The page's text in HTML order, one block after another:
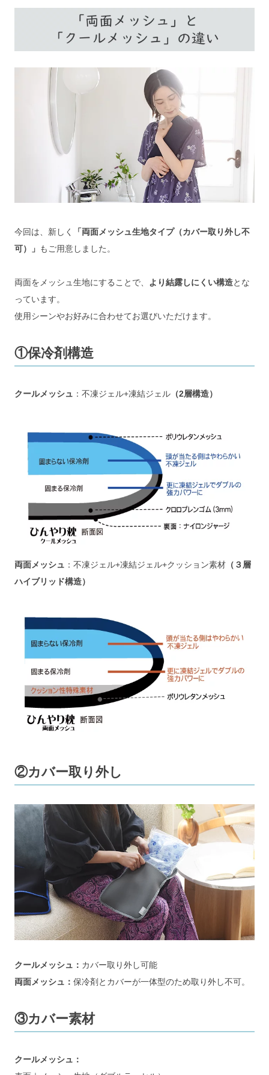
今回は、新しく
「両面メッシュ生地タイプ（カバー取り外し不
可）」 もご用意しました。
両面をメッシュ生地にすることで、 より結露しにくい構造とな
っています。
使用シーンやお好みに合わせてお選びいただけます。
①保冷剤構造
クールメッシュ ：不凍ジェル+凍結ジェル （2層構造）
両面メッシュ ：不凍ジェル+凍結ジェル+クッション素材 （３層
ハイブリッド構造）
②カバー取り外し
クールメッシュ： カバー取り外し可能
両面メッシュ： 保冷剤とカバーが一体型のため取り外し不可。
③カバー素材
クールメッシュ：